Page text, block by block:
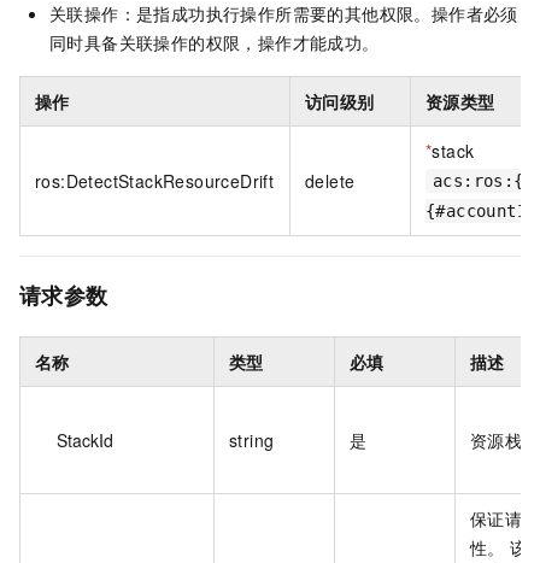
关联操作：是指成功执行操作所需要的其他权限。操作者必须
同时具备关联操作的权限，操作才能成功。
操作 访问级别 资源类型
ros:DetectStackResourceDrift delete
*stack
请求参数
名称 类型 必填 描述
StackId string 是 资源栈
保证请
性。 该